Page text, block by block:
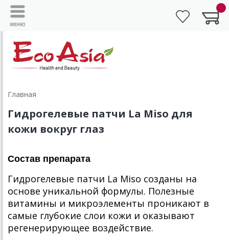
Главная
Гидрогелевые патчи La Miso для
кожи вокруг глаз
Состав препарата
Гидрогелевые патчи La Miso созданы на
основе уникальной формулы. Полезные
витамины и микроэлементы проникают в
самые глубокие слои кожи и оказывают
регенерирующее воздействие.